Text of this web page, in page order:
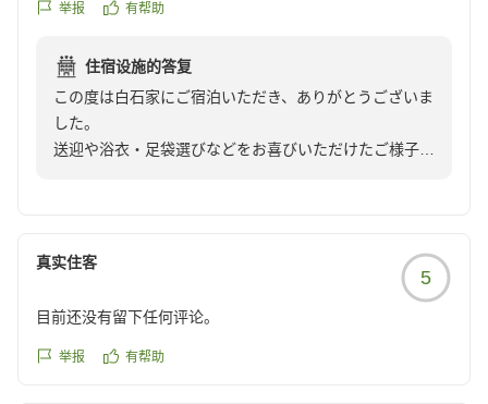
えめで、ありがたかったです。ちょうど足の指の怪我のため
洗うことができました。リベンジして是非温泉に入りたいで
す。
クチコミの詳細はこちらから
https://review.travel.rakuten.co.jp/hotel/voice/78179?
举报 有帮助
住宿设施的答复
この度は白石家にご宿泊いただき、ありがとうございま
した。
送迎や浴衣・足袋選びなどをお喜びいただけたご様子
今回はお怪我のため大浴場をご利用いただけなかったと
のこと、残念ではございましたが、次回はぜひ玉造のお
湯もゆっくりお楽しみいただけましたら幸いです。
またのお越しをお待ちいたしております。
真实住客
5
目前还没有留下任何评论。
举报 有帮助